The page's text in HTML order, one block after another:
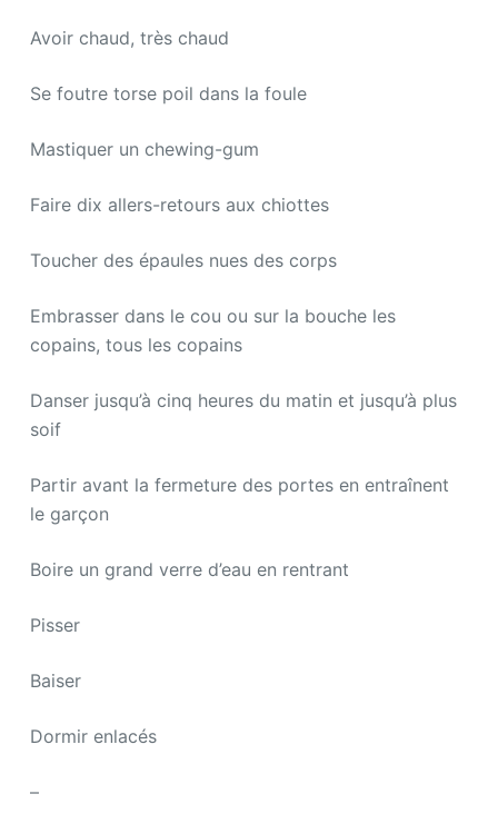
Avoir chaud, très chaud
Se foutre torse poil dans la foule
Mastiquer un chewing-gum
Faire dix allers-retours aux chiottes
Toucher des épaules nues des corps
Embrasser dans le cou ou sur la bouche les
copains, tous les copains
Danser jusqu’à cinq heures du matin et jusqu’à plus
soif
Partir avant la fermeture des portes en entraînent
le garçon
Boire un grand verre d’eau en rentrant
Pisser
Baiser
Dormir enlacés
–